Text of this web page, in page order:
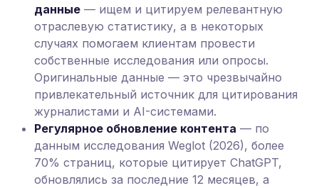
данные — ищем и цитируем релевантную
отраслевую статистику, а в некоторых
случаях помогаем клиентам провести
собственные исследования или опросы.
Оригинальные данные — это чрезвычайно
привлекательный источник для цитирования
журналистами и AI-системами.
Регулярное обновление контента — по
данным исследования Weglot (2026), более
70% страниц, которые цитирует ChatGPT,
обновлялись за последние 12 месяцев, а